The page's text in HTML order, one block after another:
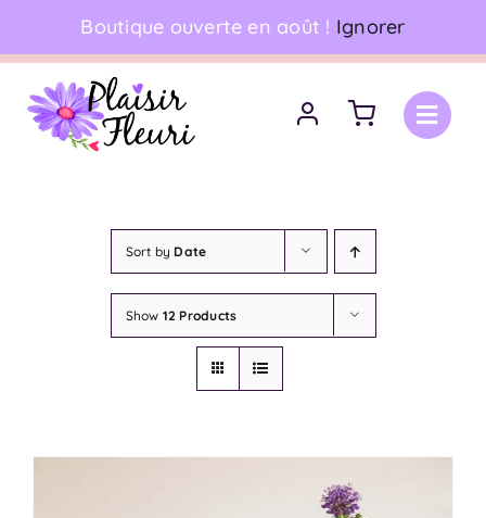
Boutique ouverte en août ! Ignorer
06 18 17 18 94 •Livraison à domicile
Sort by Date
Show 12 Products